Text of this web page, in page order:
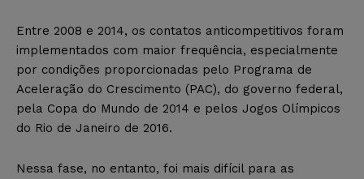
Entre 2008 e 2014, os contatos anticompetitivos foram
implementados com maior frequência, especialmente
por condições proporcionadas pelo Programa de
Aceleração do Crescimento (PAC), do governo federal,
pela Copa do Mundo de 2014 e pelos Jogos Olímpicos
do Rio de Janeiro de 2016.
Nessa fase, no entanto, foi mais difícil para as